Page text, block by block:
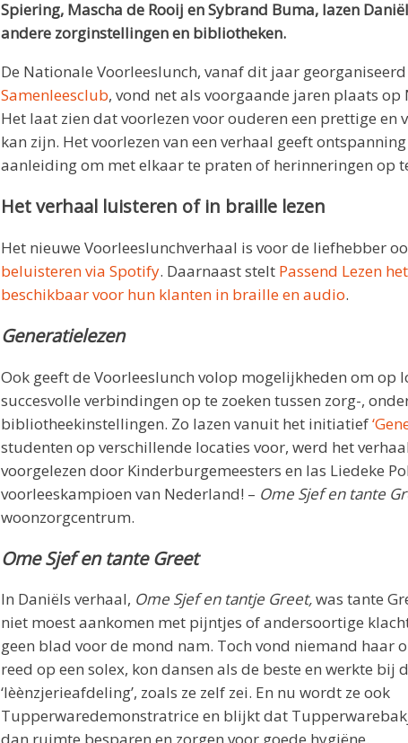
Spiering, Mascha de Rooij en Sybrand Buma, lazen
andere zorginstellingen en bibliotheken.
De Nationale Voorleeslunch, vanaf dit jaar
Samenleesclub, vond net als voorgaande jaren plaats
Het laat zien dat voorlezen voor ouderen een prettige en
kan zijn. Het voorlezen van een verhaal geeft ontspanning
aanleiding om met elkaar te praten of herinneringen op
Het verhaal luisteren of in braille lezen
Het nieuwe Voorleeslunchverhaal is voor de liefhebber
beluisteren via Spotify. Daarnaast stelt Passend Lezen
beschikbaar voor hun klanten in braille en audio.
Generatielezen
Ook geeft de Voorleeslunch volop mogelijkheden om op
succesvolle verbindingen op te zoeken tussen zorg-,
bibliotheekinstellingen. Zo lazen vanuit het initiatief
studenten op verschillende locaties voor, werd het
voorgelezen door Kinderburgemeesters en las Liedeke
voorleeskampioen van Nederland! – Ome Sjef en tante
woonzorgcentrum.
Ome Sjef en tante Greet
In Daniëls verhaal, Ome Sjef en tantje Greet,was tante
niet moest aankomen met pijntjes of andersoortige
geen blad voor de mond nam. Toch vond niemand haar
reed op een solex, kon dansen als de beste en werkte bij
‘lèènzjerieafdeling’, zoals ze zelf zei. En nu wordt ze ook
Tupperwaredemonstratrice en blijkt dat